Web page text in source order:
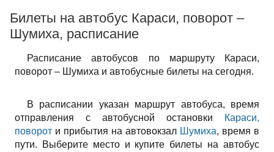
Билеты на автобус Караси, поворот –
Шумиха, расписание
Расписание автобусов по маршруту Караси,
поворот – Шумиха и автобусные билеты на сегодня.
В расписании указан маршрут автобуса, время
отправления с автобусной остановки
Караси,
поворот и прибытия на автовокзал Шумиха, время в
пути. Выберите место и купите билеты на автобус